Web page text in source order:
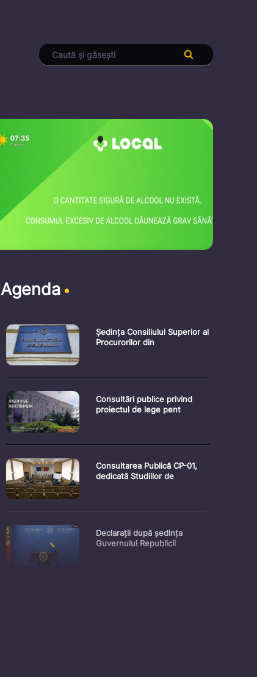
Agenda
Ședința Consiliului Superior al
Procurorilor din
Consultări publice privind
proiectul de lege pent
Consultarea Publică CP-01,
dedicată Studiilor de
Declarații după ședința
Guvernului Republicii